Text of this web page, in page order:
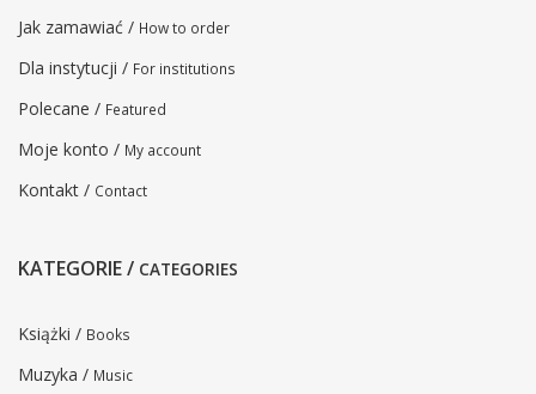
Jak zamawiać / How to order
Dla instytucji / For institutions
Polecane / Featured
Moje konto / My account
Kontakt / Contact
KATEGORIE / CATEGORIES
Książki / Books
Muzyka / Music